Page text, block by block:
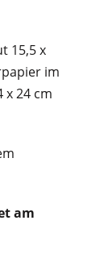
15,5 x
im
x 24 cm
am